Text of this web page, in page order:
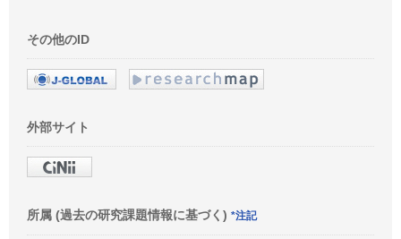
その他のID
外部サイト
所属 (過去の研究課題情報に基づく) *注記